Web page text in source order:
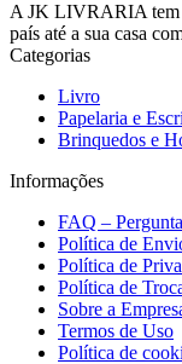
A JK LIVRARIA tem
país até a sua casa
Categorias
Livro
Papelaria e
Brinquedos e
Informações
FAQ –
Política de
Política de
Política de
Sobre a
Termos de Uso
Política de